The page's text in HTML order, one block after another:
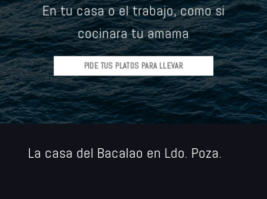
En tu casa o el trabajo, como si
cocinara tu amama
PIDE TUS PLATOS PARA LLEVAR
La casa del Bacalao en Ldo. Poza.